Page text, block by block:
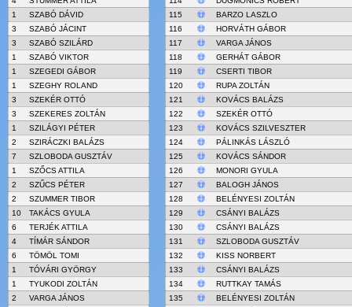
1
SZABÓ DÁVID
3
SZABÓ JÁCINT
3
SZABÓ SZILÁRD
1
SZABÓ VIKTOR
1
SZEGEDI GÁBOR
1
SZEGHY ROLAND
3
SZEKÉR OTTÓ
3
SZEKERES ZOLTÁN
1
SZILÁGYI PÉTER
2
SZIRÁCZKI BALÁZS
7
SZLOBODA GUSZTÁV
1
SZŐCS ATTILA
2
SZŰCS PÉTER
2
SZUMMER TIBOR
10
TAKÁCS GYULA
6
TERJÉK ATTILA
4
TÍMÁR SÁNDOR
6
TÖMÖL TOMI
1
TÓVÁRI GYÖRGY
1
TYUKODI ZOLTÁN
2
VARGA JÁNOS
115
BARZO LASZLO
116
HORVÁTH GÁBOR
117
VARGA JÁNOS
118
GERHÁT GÁBOR
119
CSERTI TIBOR
120
RUPA ZOLTÁN
121
KOVÁCS BALÁZS
122
SZEKÉR OTTÓ
123
KOVÁCS SZILVESZTER
124
PÁLINKÁS LÁSZLÓ
125
KOVÁCS SÁNDOR
126
MONORI GYULA
127
BALOGH JÁNOS
128
BELÉNYESI ZOLTÁN
129
CSÁNYI BALÁZS
130
CSÁNYI BALÁZS
131
SZLOBODA GUSZTÁV
132
KISS NORBERT
133
CSÁNYI BALÁZS
134
RUTTKAY TAMÁS
135
BELÉNYESI ZOLTÁN